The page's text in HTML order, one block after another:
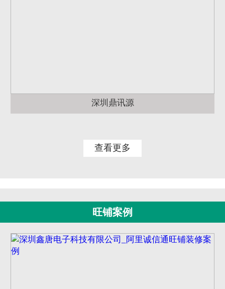
深圳鼎讯源
查看更多
旺铺案例